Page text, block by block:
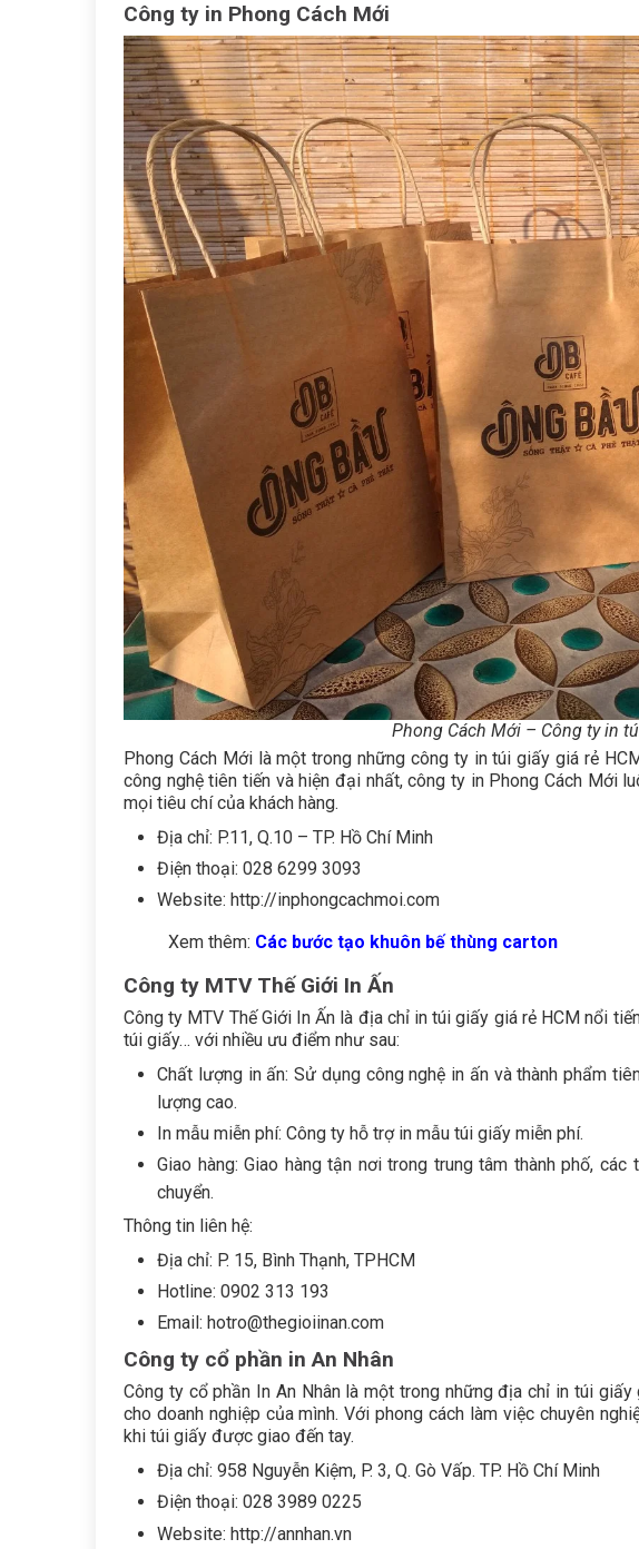
Công ty in Phong Cách Mới
Phong Cách Mới – Công ty in
Phong Cách Mới là một trong những công ty in túi giấy giá rẻ
công nghệ tiên tiến và hiện đại nhất, công ty in Phong Cách Mới
mọi tiêu chí của khách hàng.
Địa chỉ: P.11, Q.10 – TP. Hồ Chí Minh
Điện thoại: 028 6299 3093
Website: http://inphongcachmoi.com
Xem thêm: Các bước tạo khuôn bế thùng carton
Công ty MTV Thế Giới In Ấn
Công ty MTV Thế Giới In Ấn là địa chỉ in túi giấy giá rẻ HCM nổi
túi giấy… với nhiều ưu điểm như sau:
Chất lượng in ấn: Sử dụng công nghệ in ấn và thành phẩm
lượng cao.
In mẫu miễn phí: Công ty hỗ trợ in mẫu túi giấy miễn phí.
Giao hàng: Giao hàng tận nơi trong trung tâm thành phố,
chuyển.
Thông tin liên hệ:
Địa chỉ: P. 15, Bình Thạnh, TPHCM
Hotline: 0902 313 193
Email: hotro@thegioiinan.com
Công ty cổ phần in An Nhân
Công ty cổ phần In An Nhân là một trong những địa chỉ in túi
cho doanh nghiệp của mình. Với phong cách làm việc chuyên
khi túi giấy được giao đến tay.
Địa chỉ: 958 Nguyễn Kiệm, P. 3, Q. Gò Vấp. TP. Hồ Chí Minh
Điện thoại: 028 3989 0225
Website: http://annhan.vn